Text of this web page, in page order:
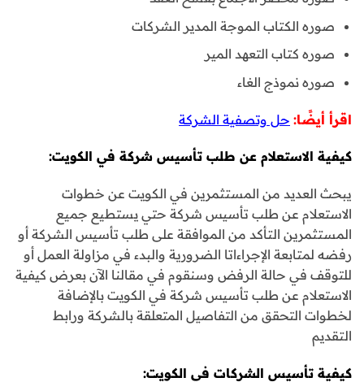
صوره الكتاب الموجة المدير الشركات
صوره كتاب التعهد المير
صوره نموذج الغاء
اقرأ أيضًا: حل وتصفية الشركة
كيفية الاستعلام عن طلب تأسيس شركة في الكويت:
يبحث العديد من المستثمرين في الكويت عن خطوات
الاستعلام عن طلب تأسيس شركة حتي يستطيع جميع
المستثمرين التأكد من الموافقة على طلب تأسيس الشركة أو
رفضه لمتابعة الإجراءاتا الضرورية والبدء في مزاولة العمل أو
للتوقف في حالة الرفض وسنقوم في مقالنا الآن بعرض كيفية
الاستعلام عن طلب تأسيس شركة في الكويت بالإضافة
لخطوات التحقق من التفاصيل المتعلقة بالشركة ورابط
التقديم
كيفية تأسيس الشركات في الكويت: